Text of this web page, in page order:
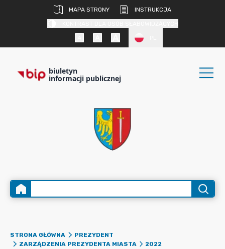
MAPA STRONY
INSTRUKCJA
biuletyn
informacji publicznej
STRONA GŁÓWNA
PREZYDENT
ZARZĄDZENIA PREZYDENTA MIASTA
2022